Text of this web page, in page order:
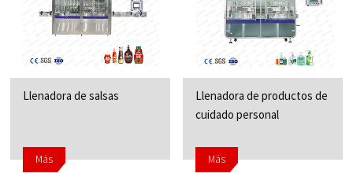
Llenadora de salsas
Más
Llenadora de productos de
cuidado personal
Más